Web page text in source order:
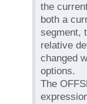
the
both a
segment,
relative
changed
options.
The